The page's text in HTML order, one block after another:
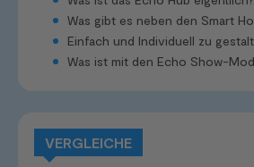
Was gibt es neben den Smart
Einfach und Individuell zu
Was ist mit den Echo Show-
VERGLEICHE